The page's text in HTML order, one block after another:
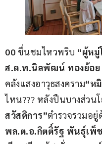
00 ชื่นชมไหวพริบ “ผู้หมู่
ส.ต.ท.นิลพัฒน์ ทองย้อย
คลังแสงอาวุธสงคราม“ห
ไหน??? หลังปืนบางส่วน
สวัสดิการ”ตำรวจรวมอยู่
พล.ต.อ.กิตติ์รัฐ พันธุ์เพ็